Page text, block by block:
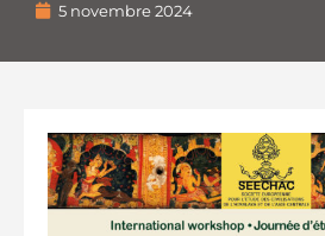
5 novembre 2024